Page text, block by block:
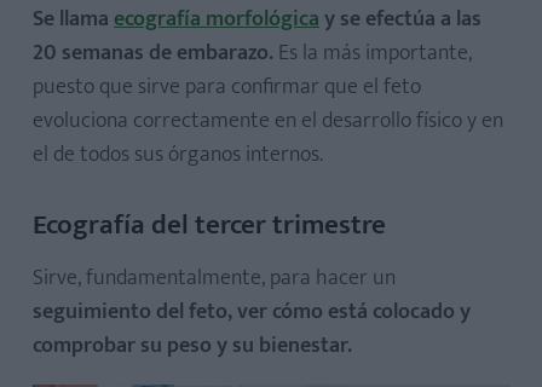
Se llamaecografía morfológicay se efectúa a las
20 semanas de embarazo. Es la más importante,
puesto que sirve para confirmar que el feto
evoluciona correctamente en el desarrollo físico y en
el de todos sus órganos internos.
Ecografía del tercer trimestre
Sirve, fundamentalmente, para hacer un
seguimiento del feto, ver cómo está colocado y
comprobar su peso y su bienestar.